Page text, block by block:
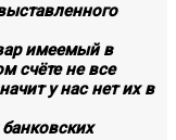
имеемый в
счёте не все
у нас нет их в